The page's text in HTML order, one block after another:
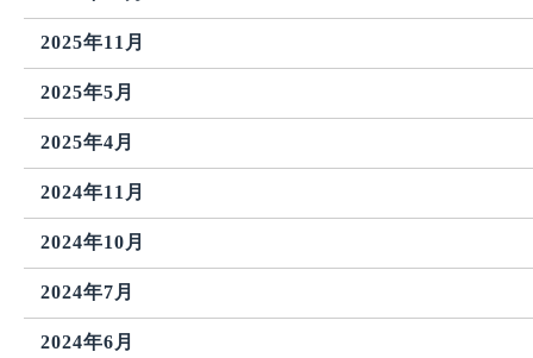
2025年11月
2025年5月
2025年4月
2024年11月
2024年10月
2024年7月
2024年6月